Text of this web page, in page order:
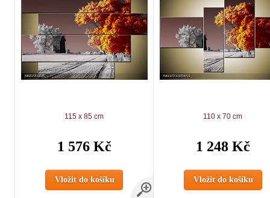
115 x 85 cm
1 576 Kč
Vložit do košíku
110 x 70 cm
1 248 Kč
Vložit do košíku